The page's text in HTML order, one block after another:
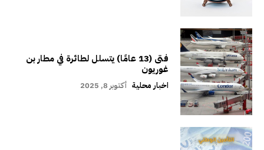
فتى (13 عامًا) يتسلل لطائرة في مطار بن
غوريون
اخبار محلية أكتوبر 8, 2025